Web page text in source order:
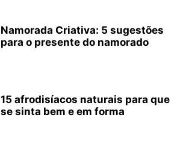
Namorada Criativa: 5 sugestões
para o presente do namorado
15 afrodisíacos naturais para que
se sinta bem e em forma